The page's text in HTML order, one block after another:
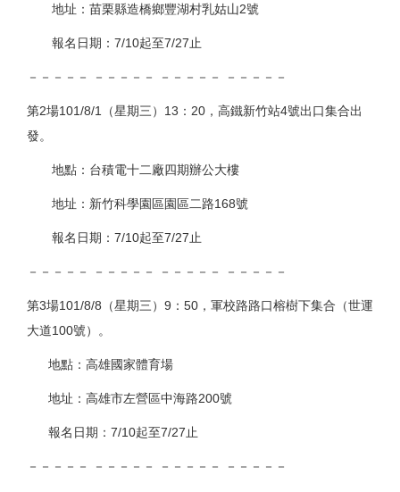
地址：苗栗縣造橋鄉豐湖村乳姑山2號
報名日期：7/10起至7/27止
－－－－－ －－－－－ －－－－－ －－－－－
第2場101/8/1（星期三）13：20，高鐵新竹站4號出口集合出
發。
地點：台積電十二廠四期辦公大樓
地址：新竹科學園區園區二路168號
報名日期：7/10起至7/27止
－－－－－ －－－－－ －－－－－ －－－－－
第3場101/8/8（星期三）9：50，軍校路路口榕樹下集合（世運
大道100號）。
地點：高雄國家體育場
地址：高雄市左營區中海路200號
報名日期：7/10起至7/27止
－－－－－ －－－－－ －－－－－ －－－－－